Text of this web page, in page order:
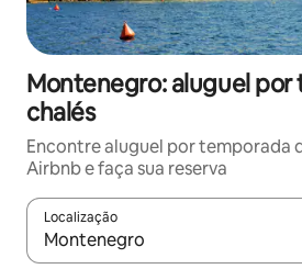
Montenegro: aluguel
chalés
Encontre aluguel por temporada
Airbnb e faça sua reserva
Localização
Quando os resultados estiverem